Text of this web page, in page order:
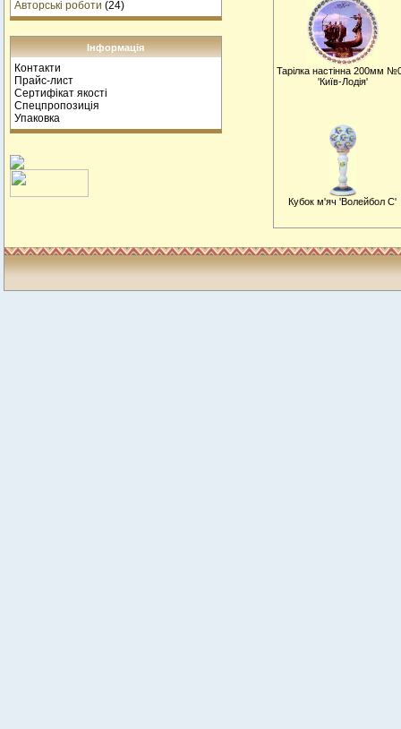
Авторські роботи (24)
Інформація
Контакти
Прайс-лист
Сертифікат якості
Спецпропозиція
Упаковка
Тарiлка настiнна 200мм
'Київ-Лодія'
Кубок м'яч 'Волейбол С'